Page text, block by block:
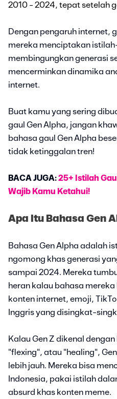
2010 - 2024, tepat setelah
Dengan pengaruh internet,
mereka menciptakan
membingungkan generasi
mencerminkan dinamika
internet.
Buat kamu yang sering
gaul Gen Alpha, jangan
bahasa gaul Gen Alpha
tidak ketinggalan tren!
BACA JUGA:25+ Istilah
Wajib Kamu Ketahui!
Apa Itu Bahasa Gen
Bahasa Gen Alpha adalah
ngomong khas generasi
sampai 2024. Mereka
heran kalau bahasa
konten internet, emoji,
Inggris yang disingkat-
Kalau Gen Z dikenal
"flexing", atau "healing",
lebih jauh. Mereka bisa
Indonesia, pakai istilah
absurd khas konten meme.